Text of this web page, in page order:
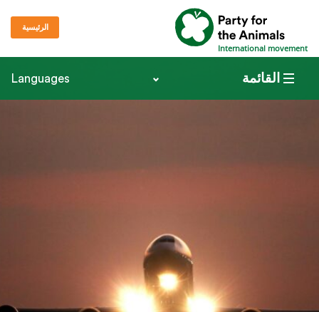
International movement
الرئيسية
القائمة Languages